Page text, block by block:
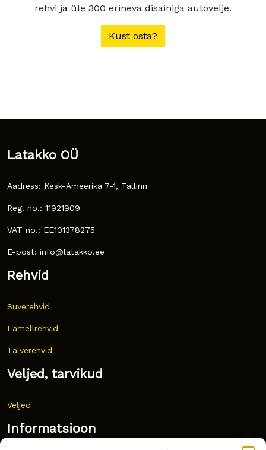
rehvi ja üle 300 erineva disainiga autovelje.
Kust osta?
Latakko OÜ
Aadress: Kesk-Ameerika 7-1, Tallinn
Reg. no.: 11921909
VAT no.: EE101378275
E-post: info@latakko.ee
Rehvid
Suverehvid
Lamellrehvid
Talverehvid
Veljed, tarvikud
Veljed
Informatsioon